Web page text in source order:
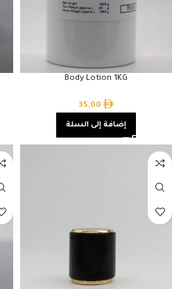
Body Lotion 1KG
35,00
إضافة إلى السلة